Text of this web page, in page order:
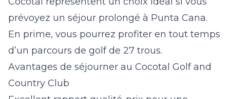
prévoyez un séjour prolongé à Punta Cana.
En prime, vous pourrez profiter en tout temps
d’un parcours de golf de 27 trous.
Avantages de séjourner au Cocotal Golf and
Country Club